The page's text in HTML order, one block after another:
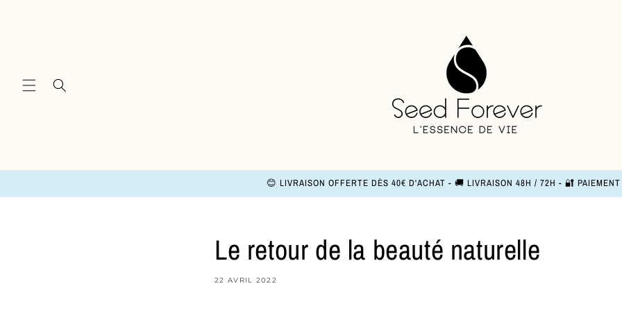
😊 LIVRAISON OFFERTE DÈS 40€ D'ACHAT - 🚚 LIVRAISON 48H / 72H - 🔐 PAIEMENT
Le retour de la beauté naturelle
22 AVRIL 2022